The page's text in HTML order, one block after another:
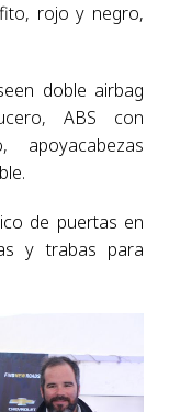
rojo y negro,
doble airbag
ABS con
apoyacabezas
de puertas en
y trabas para